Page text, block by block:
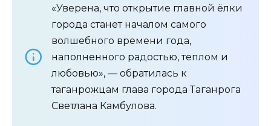
«Уверена, что открытие главной ёлки
города станет началом самого
волшебного времени года,
наполненного радостью, теплом и
любовью», — обратилась к
таганрожцам глава города Таганрога
Светлана Камбулова.